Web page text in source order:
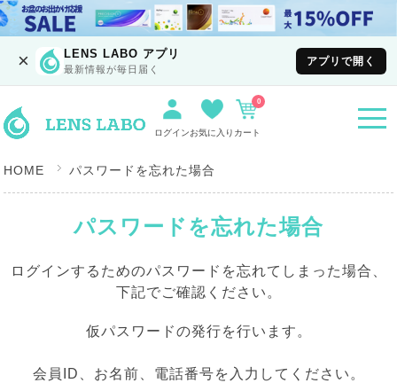
× LENS LABO アプリ
最新情報が毎日届く
アプリで開く
ログインお気に入り カート
0
HOME パスワードを忘れた場合
パスワードを忘れた場合
ログインするためのパスワードを忘れてしまった場合、
下記でご確認ください。
仮パスワードの発行を行います。
会員ID、お名前、電話番号を入力してください。